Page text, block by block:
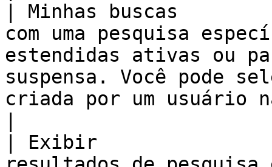
| Minhas buscas
com uma pesquisa
estendidas ativas ou
suspensa. Você pode
criada por um usuário
| Exibir